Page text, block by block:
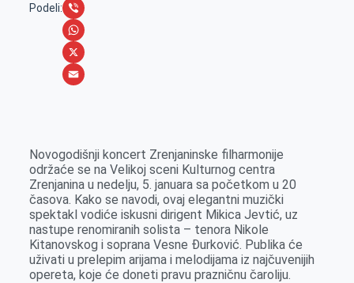
Podeli:c
e
b
o
e
s
s
e
r
L
i
n
k
n
V
i
b
W
h
A
p
p
X
i
l
Novogodišnji koncert Zrenjaninske filharmonije
održaće se na Velikoj sceni Kulturnog centra
Zrenjanina u nedelju, 5. januara sa početkom u 20
časova. Kako se navodi, ovaj elegantni muzički
spektakl vodiće iskusni dirigent Mikica Jevtić, uz
nastupe renomiranih solista – tenora Nikole
Kitanovskog i soprana Vesne Đurković. Publika će
uživati u prelepim arijama i melodijama iz najčuvenijih
opereta, koje će doneti pravu prazničnu čaroliju.